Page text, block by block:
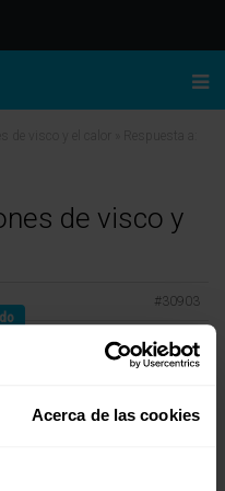
Acerca de las cookies
de visco y
#30903
En realidad, estos